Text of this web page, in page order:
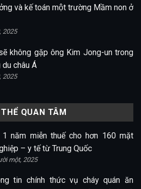
và kế toán một trường Mầm non ở
2025
không gặp ông Kim Jong-un trong
châu Á
2025
QUAN TÂM
năm miễn thuế cho hơn 160 mặt
– y tế từ Trung Quốc
một, 2025
tin chính thức vụ cháy quán ăn